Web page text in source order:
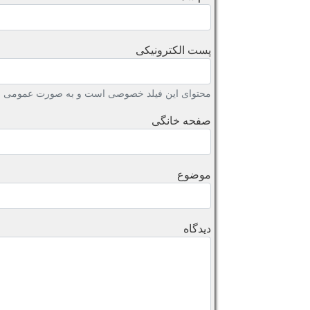
پست الکترونیکی
محتوای این فیلد خصوصی است و به صورت عمومی
صفحه خانگی
موضوع
دیدگاه